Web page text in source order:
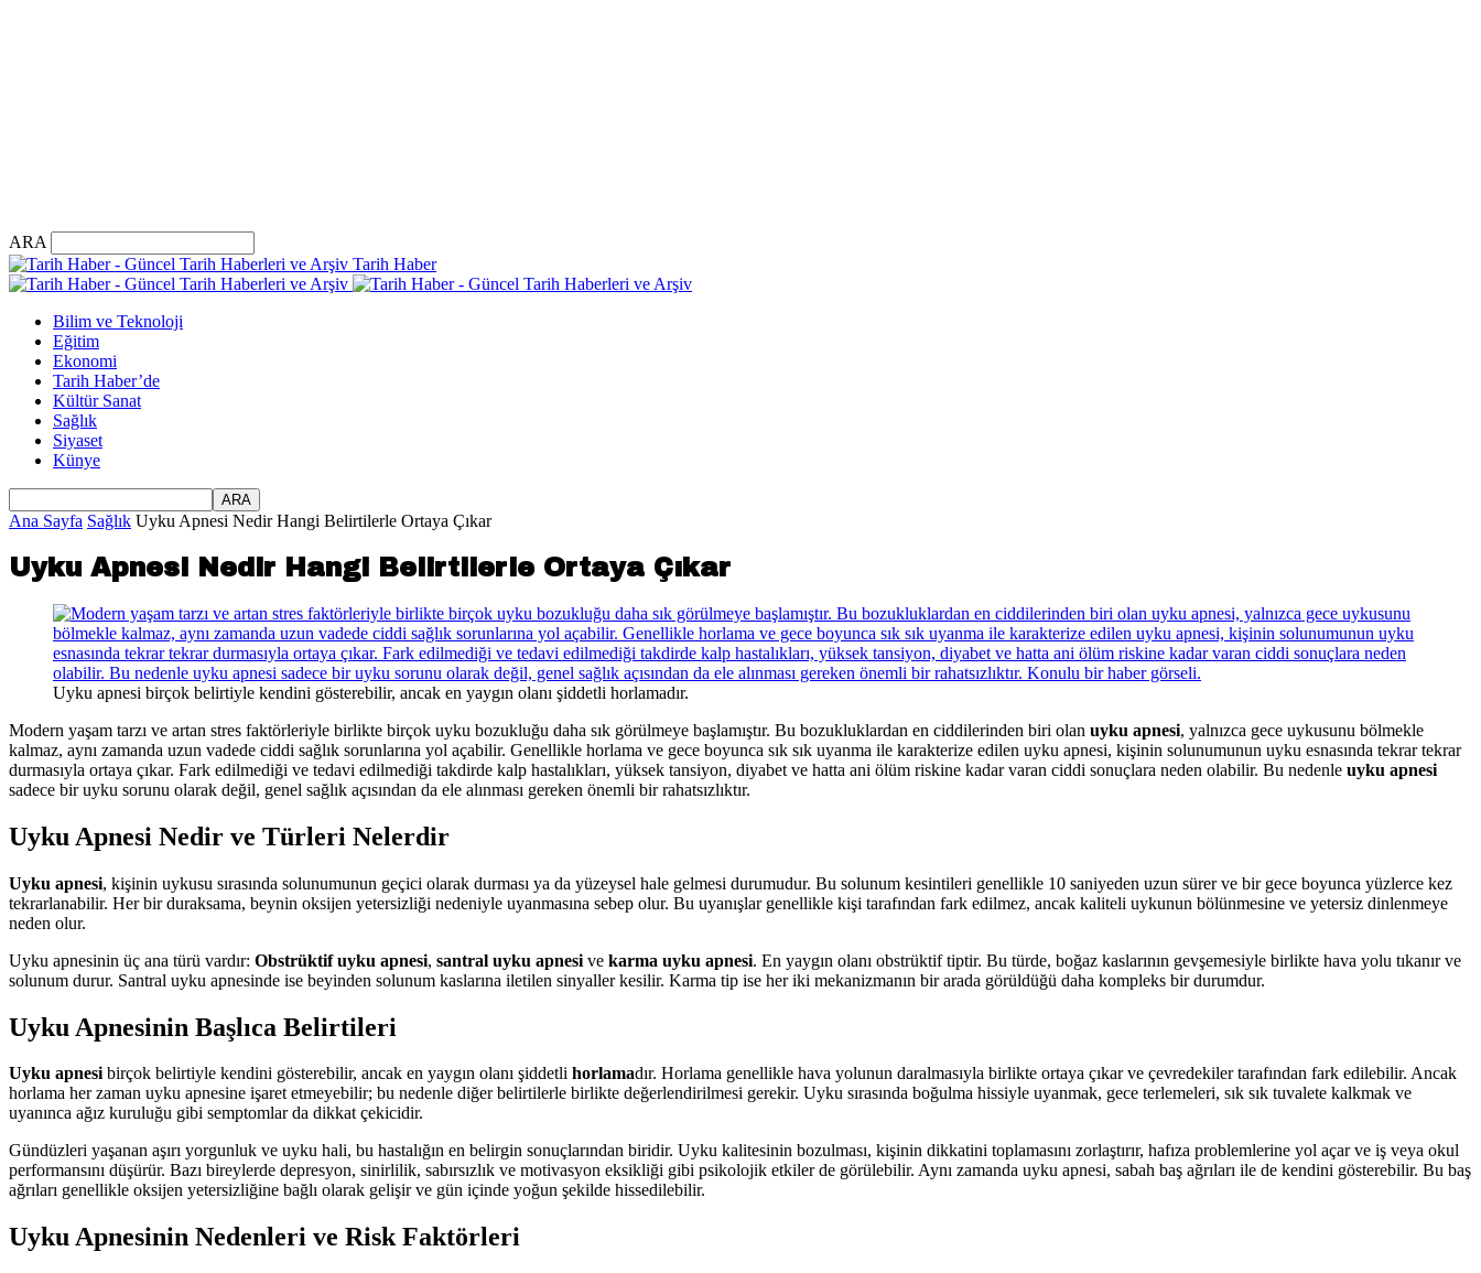
ARA
Tarih Haber
Bilim ve Teknoloji
Eğitim
Ekonomi
Tarih Haber’de
Kültür Sanat
Sağlık
Siyaset
Künye
Ana Sayfa Sağlık Uyku Apnesi Nedir Hangi Belirtilerle Ortaya Çıkar
Uyku Apnesi Nedir Hangi Belirtilerle Ortaya Çıkar
Uyku apnesi birçok belirtiyle kendini gösterebilir, ancak en yaygın olanı şiddetli horlamadır.
Modern yaşam tarzı ve artan stres faktörleriyle birlikte birçok uyku bozukluğu daha sık görülmeye başlamıştır. Bu bozukluklardan en ciddilerinden biri olan uyku apnesi, yalnızca gece uykusunu bölmekle
kalmaz, aynı zamanda uzun vadede ciddi sağlık sorunlarına yol açabilir. Genellikle horlama ve gece boyunca sık sık uyanma ile karakterize edilen uyku apnesi, kişinin solunumunun uyku esnasında tekrar tekrar
durmasıyla ortaya çıkar. Fark edilmediği ve tedavi edilmediği takdirde kalp hastalıkları, yüksek tansiyon, diyabet ve hatta ani ölüm riskine kadar varan ciddi sonuçlara neden olabilir. Bu nedenle uyku apnesi
sadece bir uyku sorunu olarak değil, genel sağlık açısından da ele alınması gereken önemli bir rahatsızlıktır.
Uyku Apnesi Nedir ve Türleri Nelerdir
Uyku apnesi, kişinin uykusu sırasında solunumunun geçici olarak durması ya da yüzeysel hale gelmesi durumudur. Bu solunum kesintileri genellikle 10 saniyeden uzun sürer ve bir gece boyunca yüzlerce kez
tekrarlanabilir. Her bir duraksama, beynin oksijen yetersizliği nedeniyle uyanmasına sebep olur. Bu uyanışlar genellikle kişi tarafından fark edilmez, ancak kaliteli uykunun bölünmesine ve yetersiz dinlenmeye
neden olur.
Uyku apnesinin üç ana türü vardır: Obstrüktif uyku apnesi, santral uyku apnesi ve karma uyku apnesi. En yaygın olanı obstrüktif tiptir. Bu türde, boğaz kaslarının gevşemesiyle birlikte hava yolu tıkanır ve
solunum durur. Santral uyku apnesinde ise beyinden solunum kaslarına iletilen sinyaller kesilir. Karma tip ise her iki mekanizmanın bir arada görüldüğü daha kompleks bir durumdur.
Uyku Apnesinin Başlıca Belirtileri
Uyku apnesibirçok belirtiyle kendini gösterebilir, ancak en yaygın olanı şiddetli horlamadır. Horlama genellikle hava yolunun daralmasıyla birlikte ortaya çıkar ve çevredekiler tarafından fark edilebilir. Ancak
horlama her zaman uyku apnesine işaret etmeyebilir; bu nedenle diğer belirtilerle birlikte değerlendirilmesi gerekir. Uyku sırasında boğulma hissiyle uyanmak, gece terlemeleri, sık sık tuvalete kalkmak ve
uyanınca ağız kuruluğu gibi semptomlar da dikkat çekicidir.
Gündüzleri yaşanan aşırı yorgunluk ve uyku hali, bu hastalığın en belirgin sonuçlarından biridir. Uyku kalitesinin bozulması, kişinin dikkatini toplamasını zorlaştırır, hafıza problemlerine yol açar ve iş veya okul
performansını düşürür. Bazı bireylerde depresyon, sinirlilik, sabırsızlık ve motivasyon eksikliği gibi psikolojik etkiler de görülebilir. Aynı zamanda uyku apnesi, sabah baş ağrıları ile de kendini gösterebilir. Bu baş
ağrıları genellikle oksijen yetersizliğine bağlı olarak gelişir ve gün içinde yoğun şekilde hissedilebilir.
Uyku Apnesinin Nedenleri ve Risk Faktörleri